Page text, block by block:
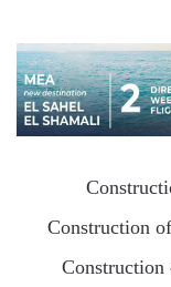
Construction